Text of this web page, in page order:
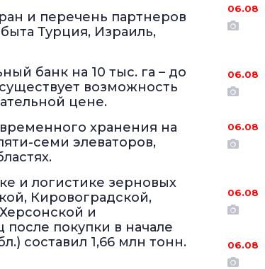
и перечень партнеров
Турция, Израиль,
банк на 10 тыс. га – до
возможность
цене.
хранения на
семи элеваторов,
и логистике зерновых
Кировоградской,
и
покупки в начале
составил 1,66 млн тонн.
06.08
06.08
06.08
06.08
06.08